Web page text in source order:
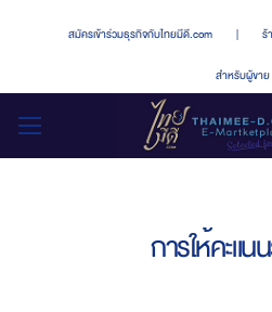
สมัครเข้าร่วมธุรกิจกับไทยมีดี.com | ร้
สำหรับผู้ขาย
การให้คะแน